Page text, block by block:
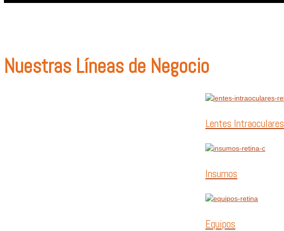
Nuestras Líneas de Negocio
Lentes Intraoculares
Insumos
Equipos